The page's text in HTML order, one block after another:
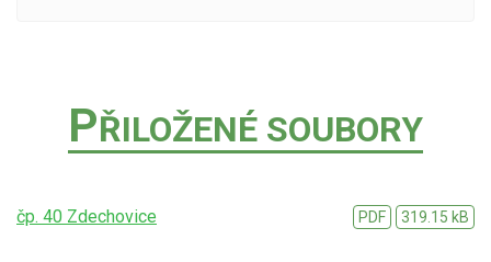
PŘILOŽENÉ SOUBORY
čp. 40 Zdechovice PDF 319.15 kB